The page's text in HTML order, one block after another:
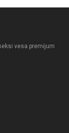
vesa premijum